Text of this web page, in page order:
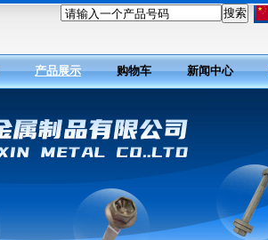
请输入一个产品号码
产品展示 购物车 新闻中心